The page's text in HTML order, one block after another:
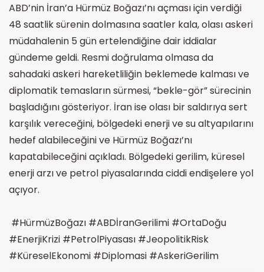
ABD’nin İran’a Hürmüz Boğazı’nı açması için verdiği
48 saatlik sürenin dolmasına saatler kala, olası askeri
müdahalenin 5 gün ertelendiğine dair iddialar
gündeme geldi. Resmi doğrulama olmasa da
sahadaki askeri hareketliliğin beklemede kalması ve
diplomatik temasların sürmesi, “bekle-gör” sürecinin
başladığını gösteriyor. İran ise olası bir saldırıya sert
karşılık vereceğini, bölgedeki enerji ve su altyapılarını
hedef alabileceğini ve Hürmüz Boğazı’nı
kapatabileceğini açıkladı. Bölgedeki gerilim, küresel
enerji arzı ve petrol piyasalarında ciddi endişelere yol
açıyor.
#HürmüzBoğazı #ABDİranGerilimi #OrtaDoğu
#EnerjiKrizi #PetrolPiyasası #JeopolitikRisk
#KüreselEkonomi #Diplomasi #AskeriGerilim